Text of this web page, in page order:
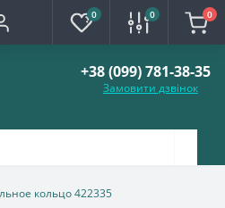
0 0 0
+38 (099) 781-38-35
Замовити дзвінок
кольцо 422335